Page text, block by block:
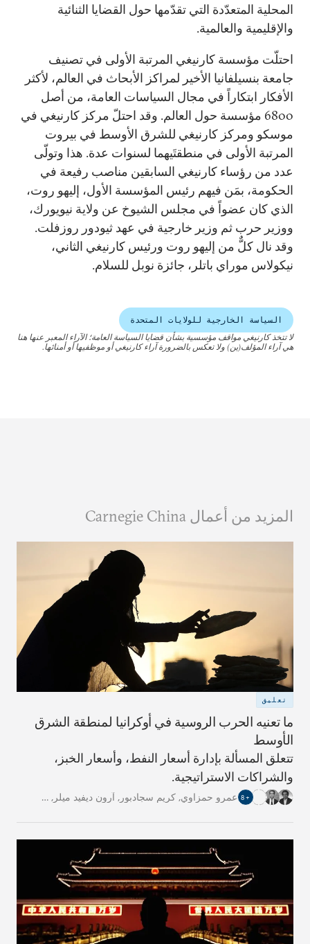
المحلية المتعدّدة التي تقدّمها حول القضايا الثنائية
والإقليمية والعالمية.
احتلّت مؤسسة كارنيغي المرتبة الأولى في تصنيف
جامعة بنسيلفانيا الأخير لمراكز الأبحاث في العالم، لأكثر
الأفكار ابتكاراً في مجال السياسات العامة، من أصل
6800 مؤسسة حول العالم. وقد احتلّ مركز كارنيغي في
موسكو ومركز كارنيغي للشرق الأوسط في بيروت
المرتبة الأولى في منطقتَيهما لسنوات عدة. هذا وتولّى
عدد من رؤساء كارنيغي السابقين مناصب رفيعة في
الحكومة، بمَن فيهم رئيس المؤسسة الأول، إليهو روت،
الذي كان عضواً في مجلس الشيوخ عن ولاية نيويورك،
ووزير حرب ثم وزير خارجية في عهد ثيودور روزفلت.
وقد نال كلٌّ من إليهو روت ورئيس كارنيغي الثاني،
نيكولاس موراي باتلر، جائزة نوبل للسلام.
السياسة الخارجية للولايات المتحدة
لا تتخذ كارنيغي مواقف مؤسسية بشأن قضايا السياسة العامة؛ الآراء المعبر عنها هنا
هي آراء المؤلف(ين) ولا تعكس بالضرورة آراء كارنيغي أو موظفيها أو أمنائها.
المزيد من أعمال Carnegie China
تعليق
ما تعنيه الحرب الروسية في أوكرانيا لمنطقة الشرق
الأوسط
تتعلق المسألة بإدارة أسعار النفط، وأسعار الخبز،
والشراكات الاستراتيجية.
+
8 عمرو حمزاوي, كريم سجادبور , آرون ديفيد ميلر ,
…